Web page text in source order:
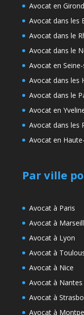
Avocat en
Avocat dans les
Avocat dans le
Avocat dans le
Avocat en
Avocat dans les
Avocat dans le
Avocat en
Avocat dans les
Avocat en
Par ville
Avocat à Paris
Avocat à
Avocat à Lyon
Avocat à
Avocat à Nice
Avocat à Nantes
Avocat à
Avocat à